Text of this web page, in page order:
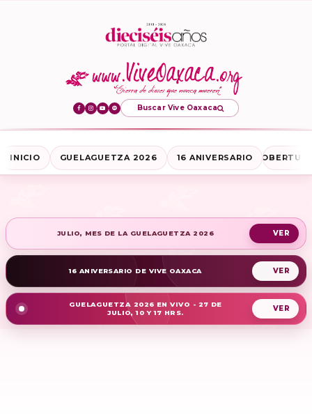
Buscar Vive Oaxaca
INICIO GUELAGUETZA 2026 16 ANIVERSARIO
JULIO, MES DE LA GUELAGUETZA 2026
16 ANIVERSARIO DE VIVE OAXACA
GUELAGUETZA 2026 EN VIVO - 27 DE
JULIO, 10 Y 17 HRS.